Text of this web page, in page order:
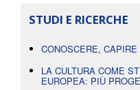
STUDI E RICERCHE
CONOSCERE,
LA CULTURA COME
EUROPEA: PIÙ